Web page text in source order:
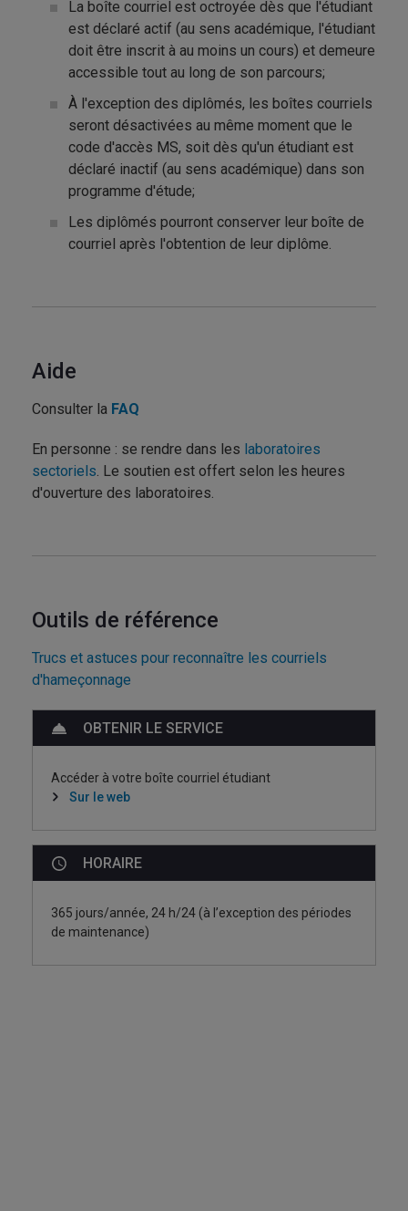
La boîte courriel est octroyée dès que l'étudiant
est déclaré actif (au sens académique, l'étudiant
doit être inscrit à au moins un cours) et demeure
accessible tout au long de son parcours;
À l'exception des diplômés, les boîtes courriels
seront désactivées au même moment que le
code d'accès MS, soit dès qu'un étudiant est
déclaré inactif (au sens académique) dans son
programme d'étude;
Les diplômés pourront conserver leur boîte de
courriel après l'obtention de leur diplôme.
Aide
Consulter la FAQ
En personne : se rendre dans les laboratoires
sectoriels. Le soutien est offert selon les heures
d'ouverture des laboratoires.
Outils de référence
Trucs et astuces pour reconnaître les courriels
d'hameçonnage
OBTENIR LE SERVICE
Accéder à votre boîte courriel étudiant
Sur le web
HORAIRE
365 jours/année, 24 h/24 (à l’exception des périodes
de maintenance)